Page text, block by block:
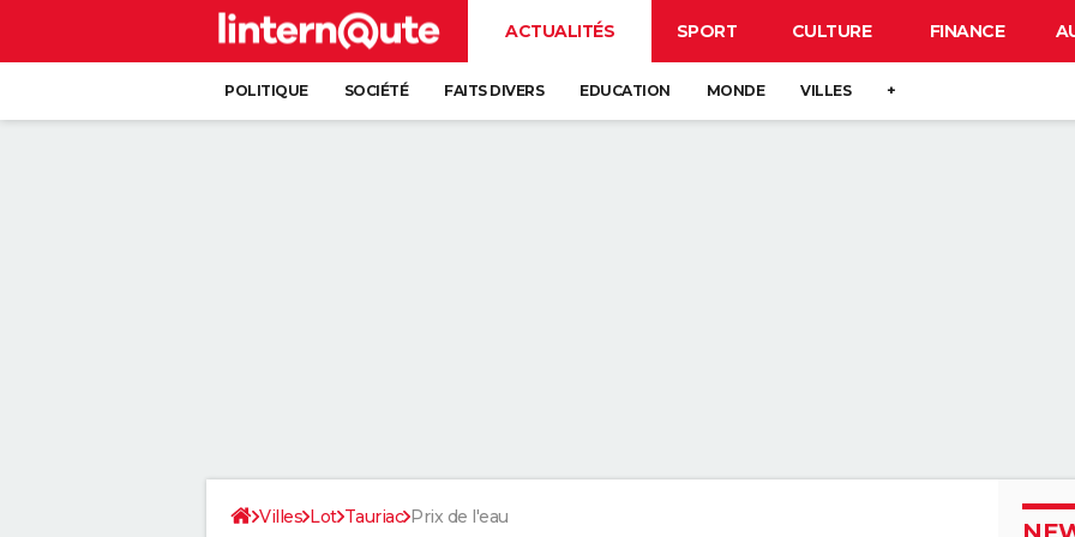
ACTUALITÉS SPORT CULTURE FINANCE
POLITIQUE SOCIÉTÉ FAITS DIVERS EDUCATION MONDE VILLES +
Villes Lot Tauriac Prix de l'eau